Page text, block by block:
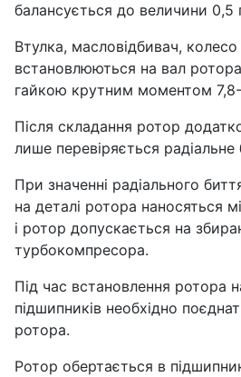
балансується до величини 0,5
Втулка, масловідбивач,
встановлюються на вал ротора
гайкою крутним моментом
Після складання ротор
лише перевіряється
При значенні радіального
на деталі ротора наносяться
і ротор допускається на
турбокомпресора.
Під час встановлення ротора
підшипників необхідно
ротора.
Ротор обертається в